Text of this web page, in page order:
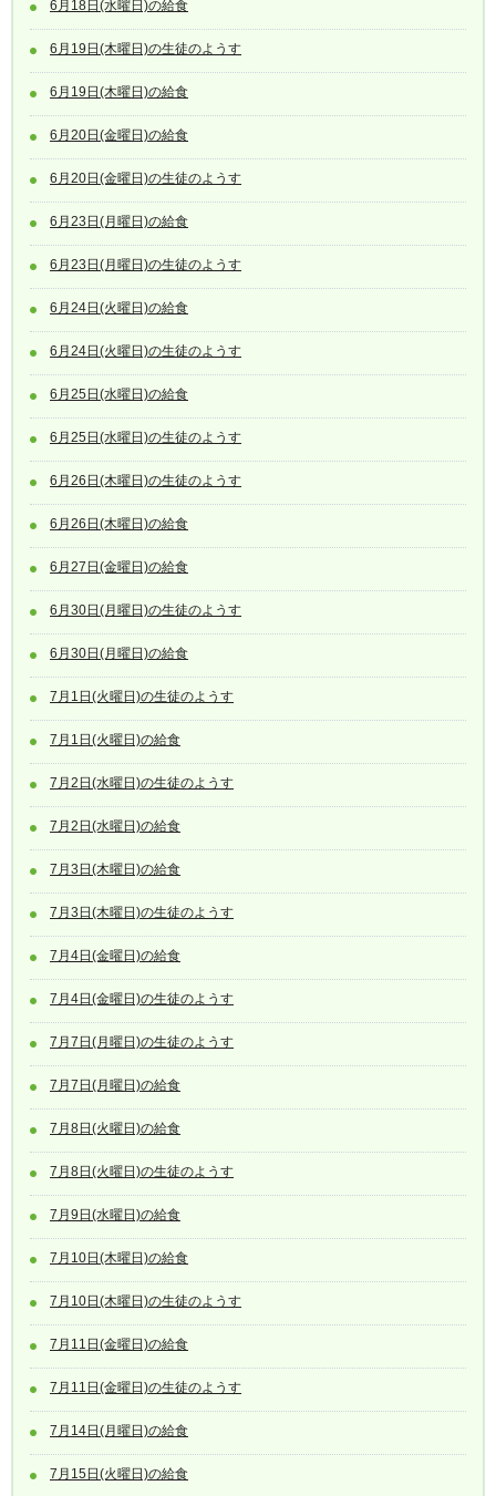
6月18日(水曜日)の給食
6月19日(木曜日)の生徒のようす
6月19日(木曜日)の給食
6月20日(金曜日)の給食
6月20日(金曜日)の生徒のようす
6月23日(月曜日)の給食
6月23日(月曜日)の生徒のようす
6月24日(火曜日)の給食
6月24日(火曜日)の生徒のようす
6月25日(水曜日)の給食
6月25日(水曜日)の生徒のようす
6月26日(木曜日)の生徒のようす
6月26日(木曜日)の給食
6月27日(金曜日)の給食
6月30日(月曜日)の生徒のようす
6月30日(月曜日)の給食
7月1日(火曜日)の生徒のようす
7月1日(火曜日)の給食
7月2日(水曜日)の生徒のようす
7月2日(水曜日)の給食
7月3日(木曜日)の給食
7月3日(木曜日)の生徒のようす
7月4日(金曜日)の給食
7月4日(金曜日)の生徒のようす
7月7日(月曜日)の生徒のようす
7月7日(月曜日)の給食
7月8日(火曜日)の給食
7月8日(火曜日)の生徒のようす
7月9日(水曜日)の給食
7月10日(木曜日)の給食
7月10日(木曜日)の生徒のようす
7月11日(金曜日)の給食
7月11日(金曜日)の生徒のようす
7月14日(月曜日)の給食
7月15日(火曜日)の給食